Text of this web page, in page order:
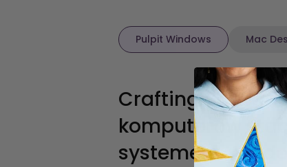
Pulpit Windows Mac
Crafting Software
komputerów
systemem